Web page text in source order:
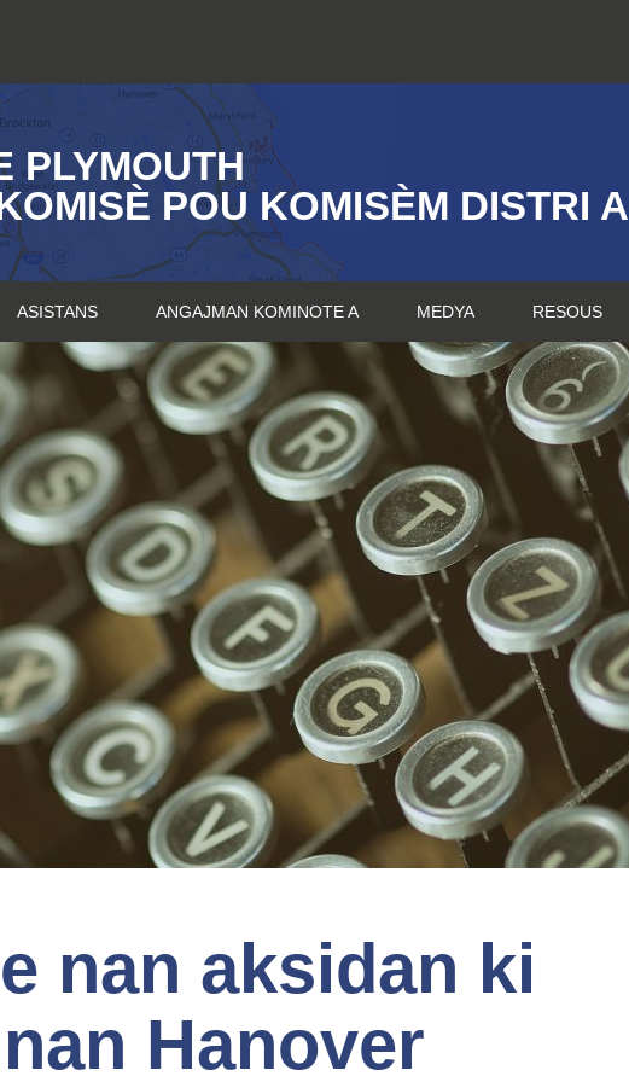
PLYMOUTH
POU KOMISÈM DISTRI A
ASISTANS ANGAJMAN KOMINOTE A MEDYA RESOUS
nan aksidan ki
Hanover